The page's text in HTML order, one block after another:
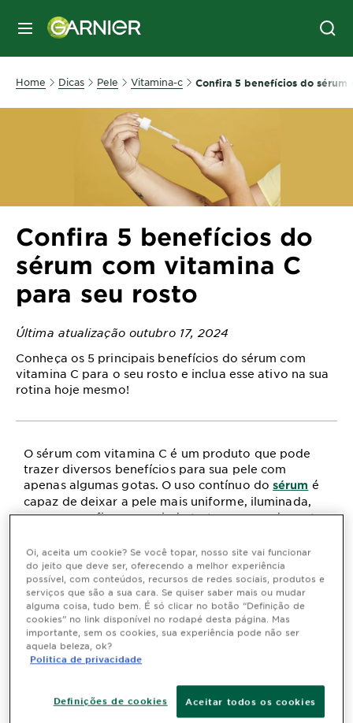
MENU
Home Dicas Pele Vitamina-c Confira 5 benefícios do sérum
Confira 5 benefícios do
sérum com vitamina C
para seu rosto
Última atualização outubro 17, 2024
Conheça os 5 principais benefícios do sérum com
vitamina C para o seu rosto e inclua esse ativo na sua
rotina hoje mesmo!
O sérum com vitamina C é um produto que pode
trazer diversos benefícios para sua pele com
apenas algumas gotas. O uso contínuo dosérum é
capaz de deixar a pele mais uniforme, iluminada,
promover a firmeza e ainda tratar marcas do rosto.
vitamina C em sua fórmula, o que faz com que você
consiga ter todos os benefícios do ativo ao incluir o
sérum em sua rotina.
Benefícios do sérum com
vitamina C
O sérum facial enriquecido com o ativo
dermatológico de vitamina C traz diversos
benefícios para a pele. A vitamina C é um
antioxidante poderoso no combate aos radicais
Oi, aceita um cookie? Se você topar, nosso site vai funcionar
do jeito que deve ser, oferecendo a melhor experiência
possível, com conteúdos, recursos de redes sociais, produtos e
serviços que são a sua cara. Se quiser saber mais ou mudar
alguma coisa, tudo bem. É só clicar no botão “Definição de
cookies” no link disponível no rodapé desta página. Mas
importante, sem os cookies, sua experiência pode não ser
aquela beleza, ok?
Politica de privacidade
Definições de cookies Aceitar todos os cookies